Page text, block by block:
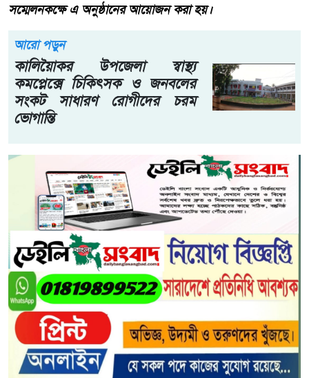
সম্মেলনকক্ষে এ অনুষ্ঠানের আয়োজন করা হয়।
আরো পড়ুন
কালিয়াৈকর উপজেলা স্বাস্থ্য
কমপ্লেক্সে চিকিৎসক ও জনবলের
সংকট সাধারণ রোগীদের চরম
ভোগান্তি